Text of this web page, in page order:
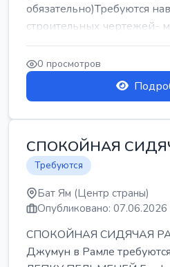
обязательно)Требуются
строительных чертежей-
армокаркасыОпл...
0 просмотров
СПОКОЙНАЯ
Требуются
Бат Ям (Центр страны)
Опубликовано: 07.06.2026
СПОКОЙНАЯ СИДЯЧАЯ
Джумун в Рамле